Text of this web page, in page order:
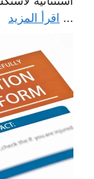
... اقرأ المزيد